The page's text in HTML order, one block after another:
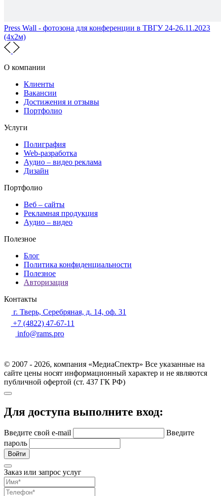
Press Wall - фотозона для конференции в ТВГУ 24-26.11.2023
(4х2м)
О компании
Клиенты
Вакансии
Достижения и отзывы
Портфолио
Услуги
Полиграфия
Web-разработка
Аудио – видео реклама
Дизайн
Портфолио
Веб – сайты
Рекламная продукция
Аудио – видео
Полезное
Блог
Политика конфиденциальности
Полезное
Авторизация
Контакты
г. Тверь, Серебряная, д. 14, оф. 31
+7 (4822) 47-67-11
info@rams.pro
© 2007 - 2026, компания «МедиаСпектр» Все указанные на
сайте цены носят информационный характер и не являются
публичной офертой (ст. 437 ГК РФ)
Для доступа выполните вход:
Введите свой e-mail
Введите
пароль
Войти
Заказ или запрос услуг